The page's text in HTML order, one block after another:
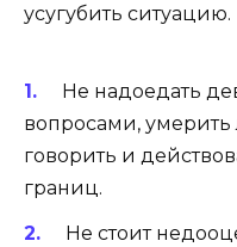
усугубить ситуацию.
Не надоедать
вопросами,
говорить и
границ.
Не стоит